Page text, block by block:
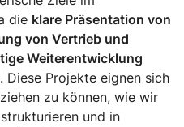
die klare Präsentation von
von Vertrieb und
Weiterentwicklung
. Diese Projekte eignen sich
zu können, wie wir
und in